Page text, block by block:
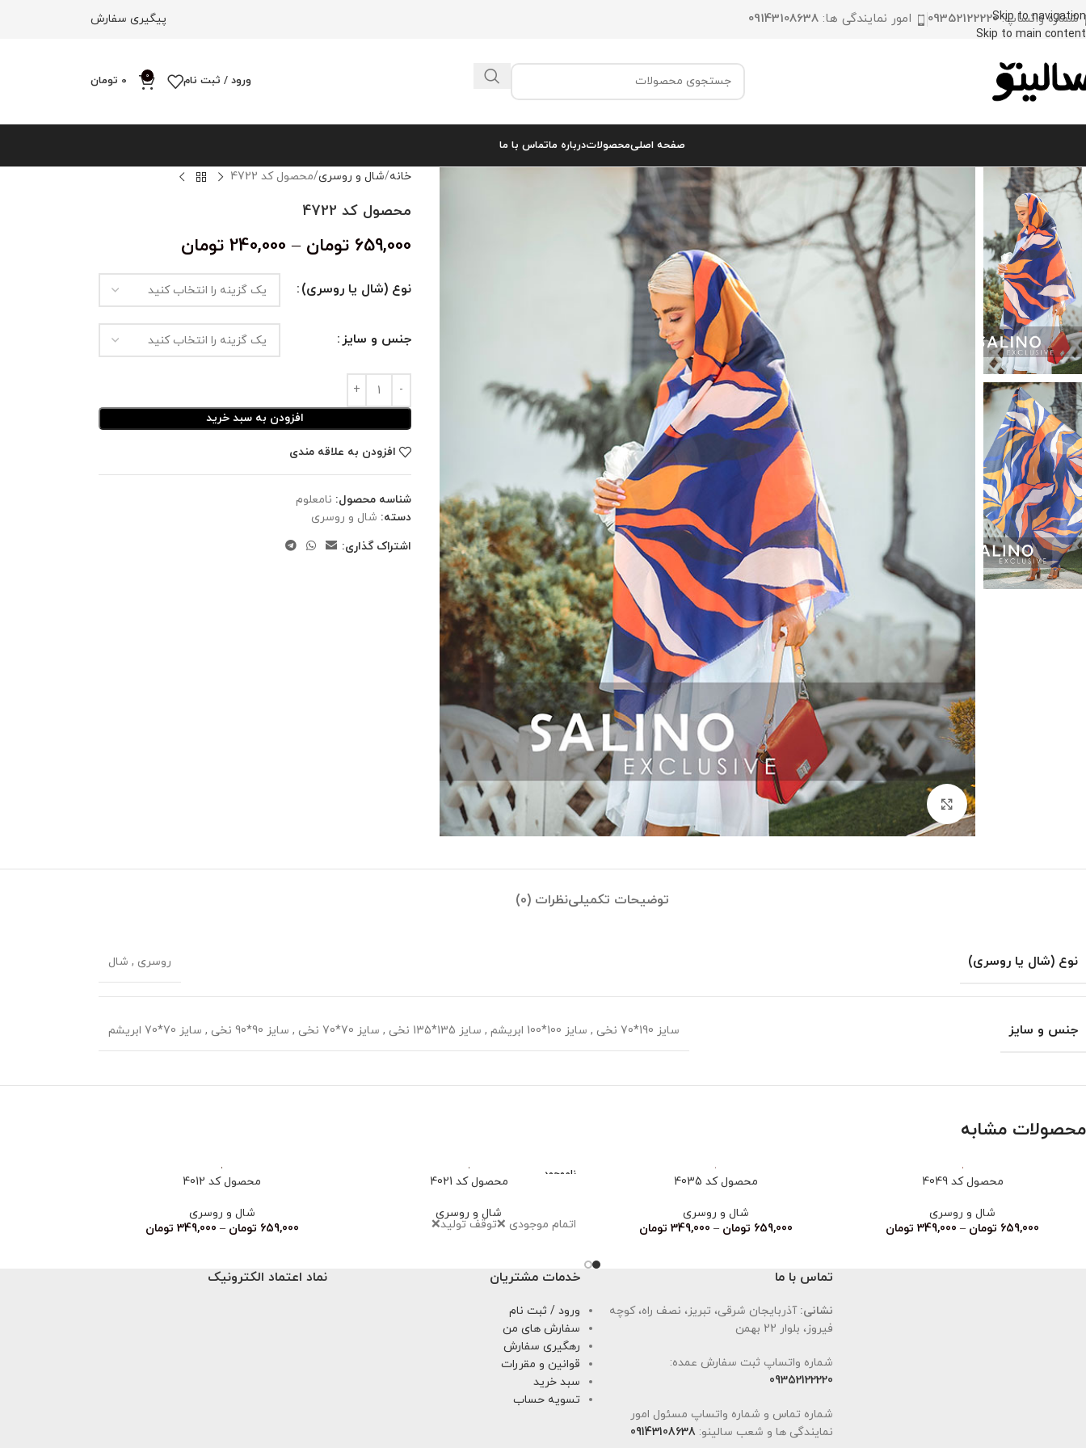
Skip to navigation
Skip to main content
شماره واتساپ:09352122220 امور نمایندگی ها: 09143108638 پیگیری سفارش
ورود / ثبت نام 0
0 تومان
صفحه اصلیمحصولاتدرباره ماتماس با ما
بزرگنمایی تصویر
خانه شال و روسری محصول کد 4722
محصول کد 4722
659,000 تومان –
240,000 تومان
نوع (شال یا روسری)
جنس و سایز
افزودن به سبد خرید
افزودن به علاقه مندی
شناسه محصول: نامعلوم
دسته: شال و روسری
اشتراک گذاری:
توضیحات تکمیلینظرات (0)
نوع (شال یا روسری) روسری , شال
جنس و سایز سایز 190*70 نخی , سایز 100*100 ابریشم , سایز 135*135 نخی , سایز 70*70 نخی , سایز 90*90 نخی , سایز 70*70 ابریشم
محصولات مشابه
محصول کد 4049
شال و روسری
659,000 تومان –
349,000 تومان
محصول کد 4035
شال و روسری
659,000 تومان –
349,000 تومان
ناموجود محصول کد 4021
شال و روسری
اتمام موجودی ❌توقف تولید❌
محصول کد 4012
شال و روسری
659,000 تومان –
349,000 تومان
تماس با ما
نشانی: آذربایجان شرقی، تبریز، نصف راه، کوچه
فیروز، بلوار 22 بهمن
شماره واتساپ ثبت سفارش عمده:
09352122220
شماره تماس و شماره واتساپ مسئول امور
نمایندگی ها و شعب سالینو: 09143108638
خدمات مشتریان
ورود / ثبت نام
سفارش های من
رهگیری سفارش
قوانین و مقررات
سبد خرید
تسویه حساب
نماد اعتماد الکترونیک